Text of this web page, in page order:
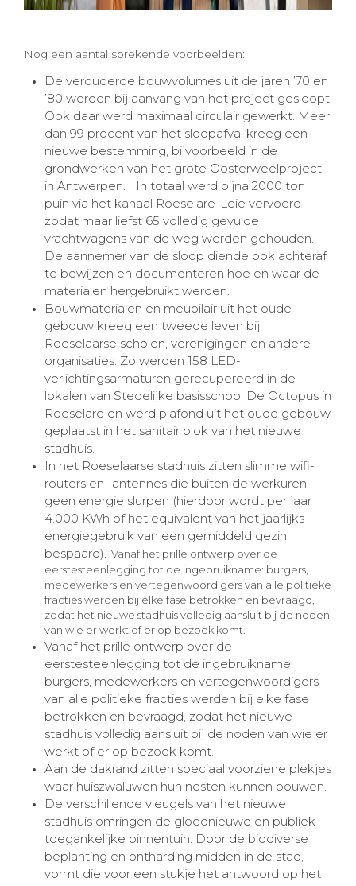
Nog een aantal sprekende voorbeelden:
De verouderde bouwvolumes uit de jaren ’70 en
’80 werden bij aanvang van het project gesloopt.
Ook daar werd maximaal circulair gewerkt. Meer
dan 99 procent van het sloopafval kreeg een
nieuwe bestemming, bijvoorbeeld in de
grondwerken van het grote Oosterweelproject
in Antwerpen. In totaal werd bijna 2000 ton
puin via het kanaal Roeselare-Leie vervoerd
zodat maar liefst 65 volledig gevulde
vrachtwagens van de weg werden gehouden.
De aannemer van de sloop diende ook achteraf
te bewijzen en documenteren hoe en waar de
materialen hergebruikt werden.
Bouwmaterialen en meubilair uit het oude
gebouw kreeg een tweede leven bij
Roeselaarse scholen, verenigingen en andere
organisaties. Zo werden 158 LED-
verlichtingsarmaturen gerecupereerd in de
lokalen van Stedelijke basisschool De Octopus in
Roeselare en werd plafond uit het oude gebouw
geplaatst in het sanitair blok van het nieuwe
stadhuis.
In het Roeselaarse stadhuis zitten slimme wifi-
routers en -antennes die buiten de werkuren
geen energie slurpen (hierdoor wordt per jaar
4.000 KWh of het equivalent van het jaarlijks
energiegebruik van een gemiddeld gezin
bespaard). Vanaf het prille ontwerp over de
eerstesteenlegging tot de ingebruikname: burgers,
medewerkers en vertegenwoordigers van alle politieke
fracties werden bij elke fase betrokken en bevraagd,
zodat het nieuwe stadhuis volledig aansluit bij de noden
van wie er werkt of er op bezoek komt.
Vanaf het prille ontwerp over de
eerstesteenlegging tot de ingebruikname:
burgers, medewerkers en vertegenwoordigers
van alle politieke fracties werden bij elke fase
betrokken en bevraagd, zodat het nieuwe
stadhuis volledig aansluit bij de noden van wie er
werkt of er op bezoek komt.
Aan de dakrand zitten speciaal voorziene plekjes
waar huiszwaluwen hun nesten kunnen bouwen.
De verschillende vleugels van het nieuwe
stadhuis omringen de gloednieuwe en publiek
toegankelijke binnentuin. Door de biodiverse
beplanting en ontharding midden in de stad,
vormt die voor een stukje het antwoord op het